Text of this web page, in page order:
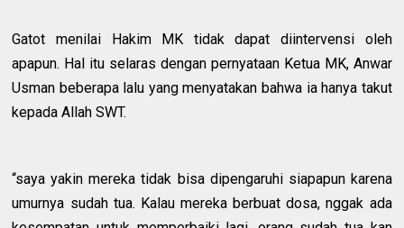
Gatot menilai Hakim MK tidak dapat diintervensi oleh
apapun. Hal itu selaras dengan pernyataan Ketua MK, Anwar
Usman beberapa lalu yang menyatakan bahwa ia hanya takut
kepada Allah SWT.
“saya yakin mereka tidak bisa dipengaruhi siapapun karena
umurnya sudah tua. Kalau mereka berbuat dosa, nggak ada